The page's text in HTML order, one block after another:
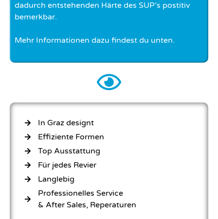
dadurch entstehenden Härte des SUP’s postitiv
bemerkbar.
Mehr Informationen dazu findest du unten.
In Graz designt
Effiziente Formen
Top Ausstattung
Für jedes Revier
Langlebig
Professionelles Service
& After Sales, Reperaturen